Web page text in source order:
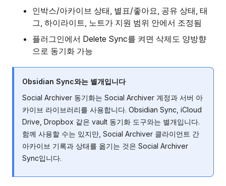
인박스/아카이브 상태, 별표/좋아요, 공유 상태, 태
그, 하이라이트, 노트가 지원 범위 안에서 조정됨
플러그인에서 Delete Sync를 켜면 삭제도 양방향
으로 동기화 가능
Obsidian Sync와는 별개입니다
Social Archiver 동기화는 Social Archiver 계정과 서버 아
카이브 라이브러리를 사용합니다. Obsidian Sync, iCloud
Drive, Dropbox 같은 vault 동기화 도구와는 별개입니다.
함께 사용할 수는 있지만, Social Archiver 클라이언트 간
아카이브 기록과 상태를 옮기는 것은 Social Archiver
Sync입니다.